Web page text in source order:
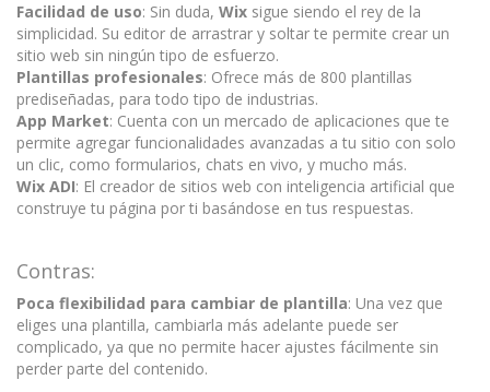
Facilidad de uso: Sin duda, Wix sigue siendo el rey de la
simplicidad. Su editor de arrastrar y soltar te permite crear un
sitio web sin ningún tipo de esfuerzo.
Plantillas profesionales: Ofrece más de 800 plantillas
prediseñadas, para todo tipo de industrias.
App Market: Cuenta con un mercado de aplicaciones que te
permite agregar funcionalidades avanzadas a tu sitio con solo
un clic, como formularios, chats en vivo, y mucho más.
Wix ADI: El creador de sitios web con inteligencia artificial que
construye tu página por ti basándose en tus respuestas.
Contras:
Poca flexibilidad para cambiar de plantilla: Una vez que
eliges una plantilla, cambiarla más adelante puede ser
complicado, ya que no permite hacer ajustes fácilmente sin
perder parte del contenido.